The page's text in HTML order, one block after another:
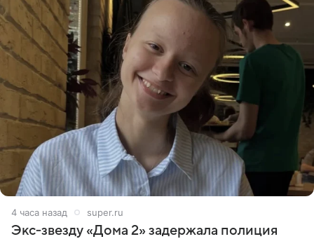
4 часа назад super.ru
Экс‑звезду «Дома 2» задержала полиция